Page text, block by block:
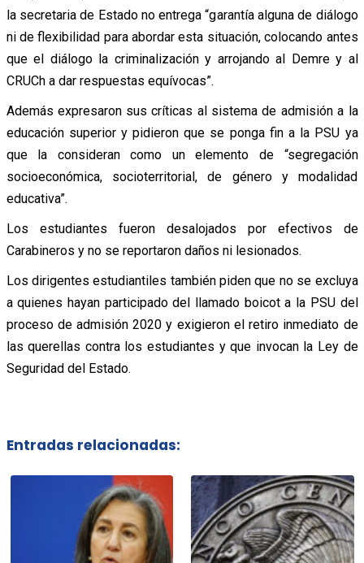
la secretaria de Estado no entrega “garantía alguna de diálogo
ni de flexibilidad para abordar esta situación, colocando antes
que el diálogo la criminalización y arrojando al Demre y al
CRUCh a dar respuestas equívocas”.
Además expresaron sus críticas al sistema de admisión a la
educación superior y pidieron que se ponga fin a la PSU ya
que la consideran como un elemento de “segregación
socioeconómica, socioterritorial, de género y modalidad
educativa”.
Los estudiantes fueron desalojados por efectivos de
Carabineros y no se reportaron daños ni lesionados.
Los dirigentes estudiantiles también piden que no se excluya
a quienes hayan participado del llamado boicot a la PSU del
proceso de admisión 2020 y exigieron el retiro inmediato de
las querellas contra los estudiantes y que invocan la Ley de
Seguridad del Estado.
Entradas relacionadas: